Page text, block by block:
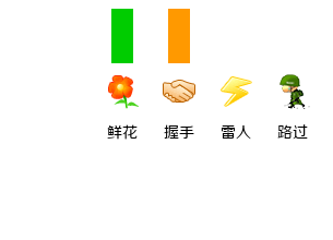
鲜花 握手 雷人 路过